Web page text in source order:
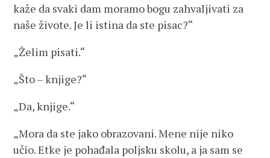
kaže da svaki dam moramo bogu zahvaljivati za
naše živote. Je li istina da ste pisac?“
„Želim pisati.“
„Što – knjige?“
„Da, knjige.“
„Mora da ste jako obrazovani. Mene nije niko
učio. Etke je pohađala poljsku skolu, a ja sam se